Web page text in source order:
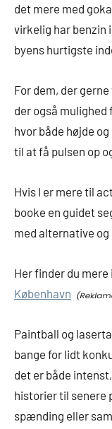
det mere med
virkelig har benzin
byens hurtigste
For dem, der
der også
hvor både højde
til at få pulsen op
Hvis I er mere til
booke en guidet
med alternative
Her finder du
København
Paintball og
bange for lidt
det er både
historier til senere
spænding eller